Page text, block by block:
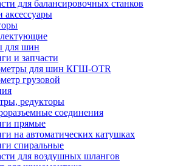
для балансировочных станков
аксессуары
для шин
и запчасти
для шин КГШ-OTR
грузовой
редукторы
соединения
прямые
на автоматических катушках
спиральные
для воздушных шлангов